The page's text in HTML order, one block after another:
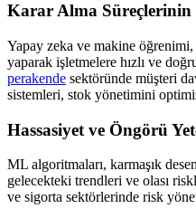
Karar Alma Süreçlerinin
Yapay zeka ve makine
yaparak işletmelere hızlı ve
perakende sektöründe müşteri
sistemleri, stok yönetimini
Hassasiyet ve Öngörü
ML algoritmaları, karmaşık
gelecekteki trendleri ve olası
ve sigorta sektörlerinde risk